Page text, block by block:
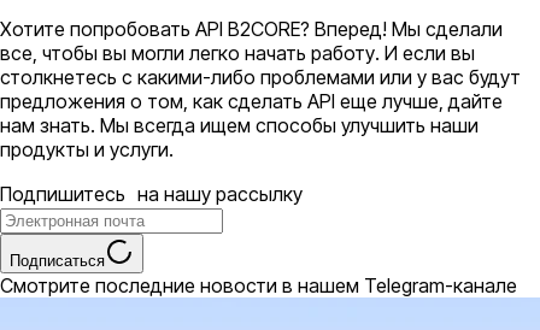
Хотите попробовать API B2CORE? Вперед! Мы сделали
все, чтобы вы могли легко начать работу. И если вы
столкнетесь с какими-либо проблемами или у вас будут
предложения о том, как сделать API еще лучше, дайте
нам знать. Мы всегда ищем способы улучшить наши
продукты и услуги.
Подпишитесь на нашу рассылку
Подписаться
Смотрите последние новости в нашем Telegram-канале